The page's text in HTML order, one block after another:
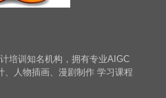
培训知名机构，拥有专业AIGC
、人物插画、漫剧制作 学习课程